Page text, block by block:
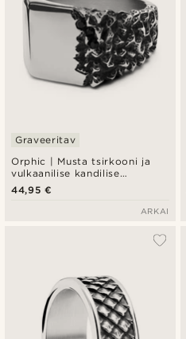
Orphic | Musta tsirkooni ja
vulkaanilise kandilise
hõbedatooni roostevabast
terasest pitsatsõrmus
Graveeritav
44,95 €
ARKAI